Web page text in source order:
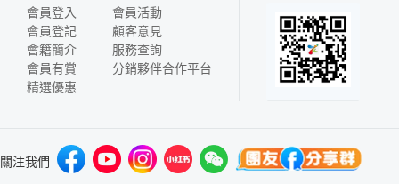
會員登入
會員登記
會籍簡介
會員有賞
精選優惠
會員活動
顧客意見
服務查詢
分銷夥伴合作平台
關注我們